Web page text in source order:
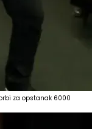
za opstanak 6000